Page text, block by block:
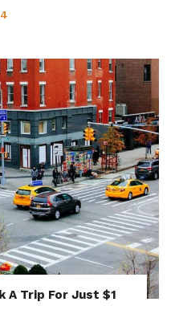
A Trip For Just $1